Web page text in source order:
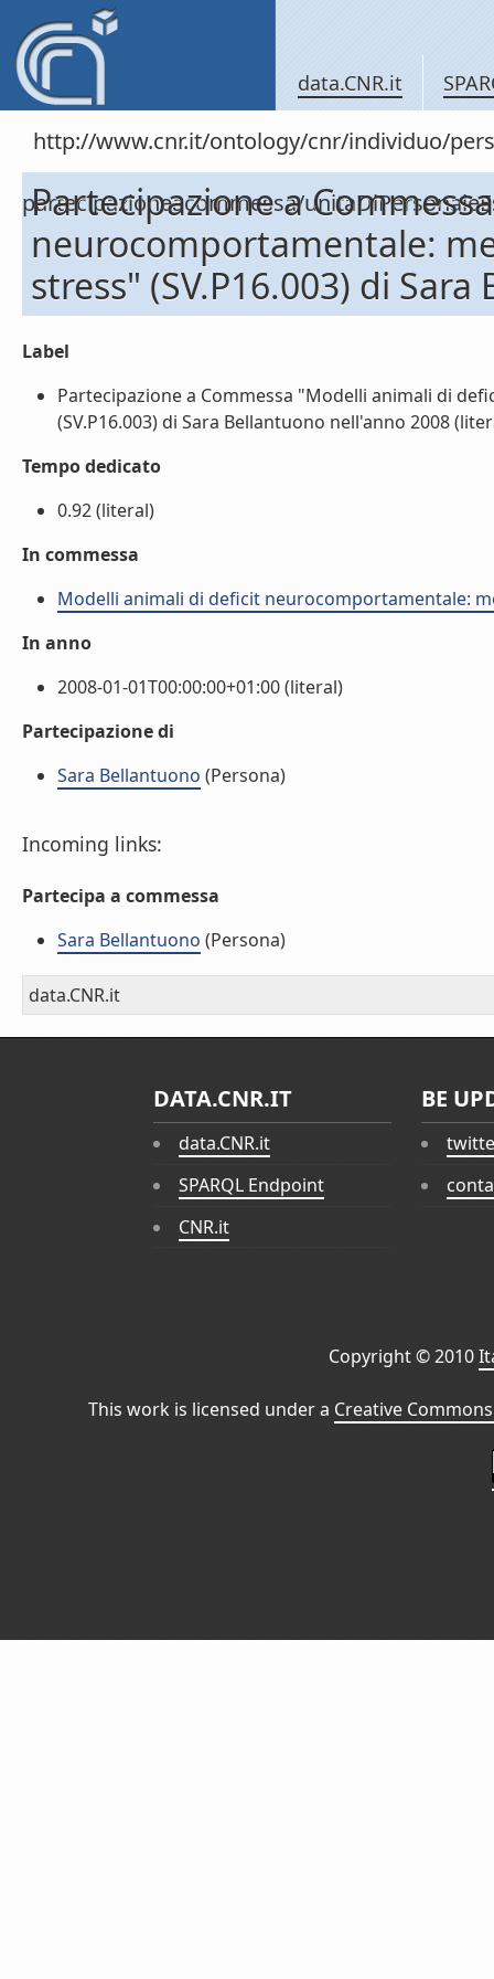
data.CNR.it
http://www.cnr.it/ontology/cnr/individuo/
partecipazioneacommessa/
Partecipazione a
neurocomportamentale:
stress" (SV.P16.003) di
Label
Partecipazione a Commessa "Modelli animali di
(SV.P16.003) di Sara Bellantuono nell'anno 2008
Tempo dedicato
0.92 (literal)
In commessa
Modelli animali di deficit neurocomportamentale:
In anno
2008-01-01T00:00:00+01:00 (literal)
Partecipazione di
Sara Bellantuono (Persona)
Incoming links:
Partecipa a commessa
Sara Bellantuono (Persona)
data.CNR.it
DATA.CNR.IT
data.CNR.it
SPARQL Endpoint
CNR.it
BE
Copyright © 2010
This work is licensed under a Creative